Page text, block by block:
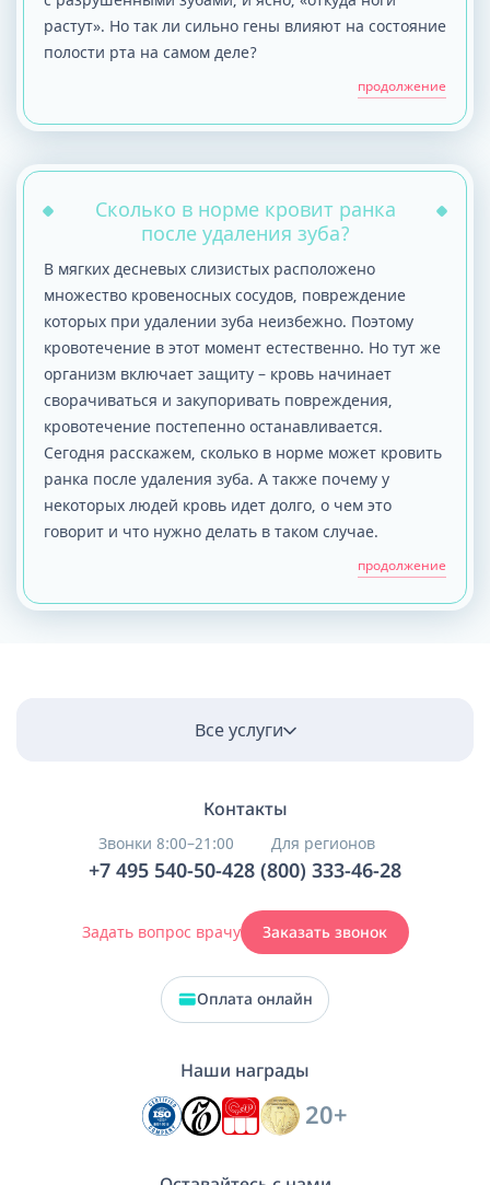
растут». Но так ли сильно гены влияют на состояние
полости рта на самом деле?
продолжение
Сколько в норме кровит ранка
после удаления зуба?
В мягких десневых слизистых расположено
множество кровеносных сосудов, повреждение
которых при удалении зуба неизбежно. Поэтому
кровотечение в этот момент естественно. Но тут же
организм включает защиту – кровь начинает
сворачиваться и закупоривать повреждения,
кровотечение постепенно останавливается.
Сегодня расскажем, сколько в норме может кровить
ранка после удаления зуба. А также почему у
некоторых людей кровь идет долго, о чем это
говорит и что нужно делать в таком случае.
продолжение
Все услуги
Контакты
Звонки 8:00–21:00
+7 495 540-50-42
Для регионов
8 (800) 333-46-28
Задать вопрос врачу Заказать звонок
Оплата онлайн
Наши награды
20+